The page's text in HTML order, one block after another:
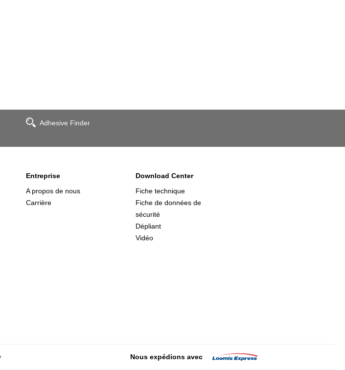
Adhesive Finder
Entreprise
A propos de nous
Carrière
Download Center
Fiche technique
Fiche de données de
sécurité
Dépliant
Vidéo
Nous expédions avec